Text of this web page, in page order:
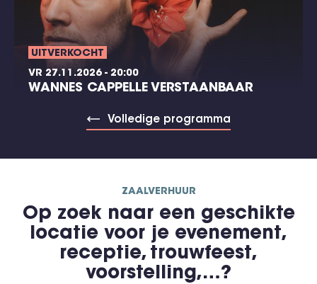
UITVERKOCHT
VR 27.11.2026 - 20:00
WANNES CAPPELLE VERSTAANBAAR
Volledige programma
ZAALVERHUUR
Op zoek naar een geschikte
locatie voor je evenement,
receptie, trouwfeest,
voorstelling,…?